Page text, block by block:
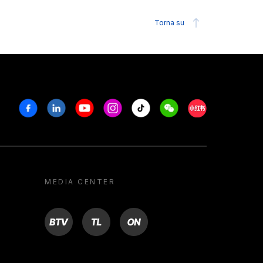
Torna su
FacebookLinkedinYoutubeInstagram
Tiktok WeechatXiaohongshu/
MEDIA CENTER
BTV TL ON